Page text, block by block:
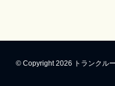
© Copyright 2026 トランクル